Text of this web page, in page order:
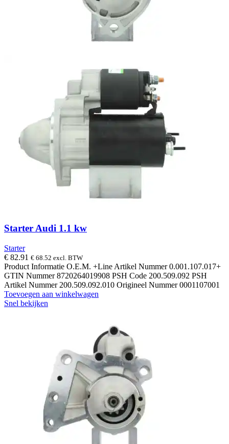
Starter Audi 1.1 kw
Starter
€ 82.91 € 68.52 excl. BTW
Product Informatie O.E.M. +Line Artikel Nummer 0.001.107.017+
GTIN Nummer 8720264019908 PSH Code 200.509.092 PSH
Artikel Nummer 200.509.092.010 Origineel Nummer 0001107001
Toevoegen aan winkelwagen
Snel bekijken